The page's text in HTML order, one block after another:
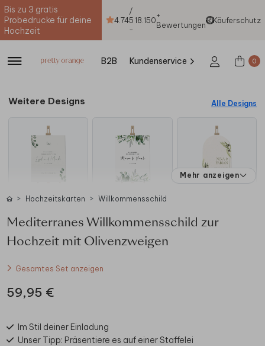
Bis zu 3 gratis
Probedrucke für deine
Hochzeit
4.74
/
5
-
18.150+
Bewertungen
Käuferschutz
B2B Kundenservice 0
Weitere Designs Alle Designs
Mehr anzeigen
Hochzeitskarten Willkommensschild
Mediterranes Willkommensschild zur
Hochzeit mit Olivenzweigen
Gesamtes Set anzeigen
59,95 €
Im Stil deiner Einladung
Unser Tipp: Präsentiere es auf einer Staffelei